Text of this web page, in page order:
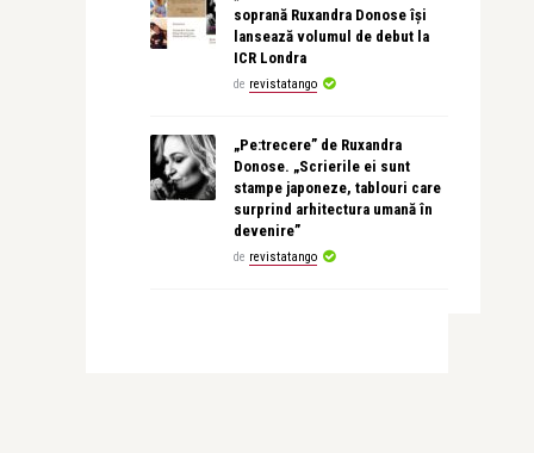
soprană Ruxandra Donose își
lansează volumul de debut la
ICR Londra
de revistatango
„Pe:trecere” de Ruxandra
Donose. „Scrierile ei sunt
stampe japoneze, tablouri care
surprind arhitectura umană în
devenire”
de revistatango